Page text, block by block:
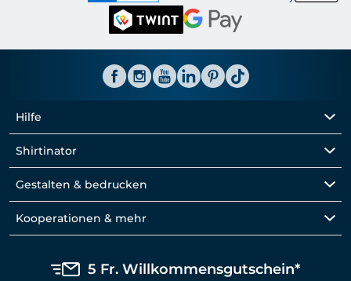
Hilfe
Shirtinator
Gestalten & bedrucken
Kooperationen & mehr
5 Fr. Willkommensgutschein*